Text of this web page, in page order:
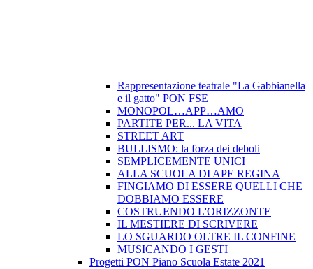
Rappresentazione teatrale "La Gabbianella
e il gatto" PON FSE
MONOPOL…APP…AMO
PARTITE PER... LA VITA
STREET ART
BULLISMO: la forza dei deboli
SEMPLICEMENTE UNICI
ALLA SCUOLA DI APE REGINA
FINGIAMO DI ESSERE QUELLI CHE
DOBBIAMO ESSERE
COSTRUENDO L'ORIZZONTE
IL MESTIERE DI SCRIVERE
LO SGUARDO OLTRE IL CONFINE
MUSICANDO I GESTI
Progetti PON Piano Scuola Estate 2021